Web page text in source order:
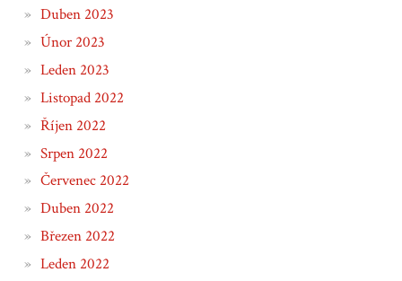
Duben 2023
Únor 2023
Leden 2023
Listopad 2022
Říjen 2022
Srpen 2022
Červenec 2022
Duben 2022
Březen 2022
Leden 2022